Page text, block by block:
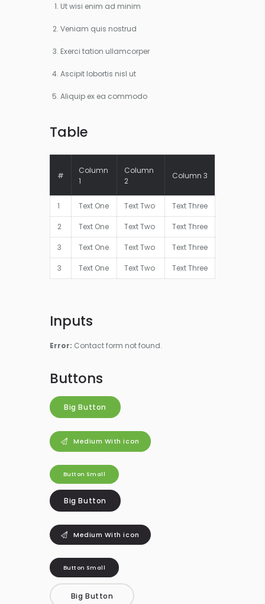
Ut wisi enim ad minim
Veniam quis nostrud
Exerci tation ullamcorper
Ascipit lobortis nisl ut
Aliquip ex ea commodo
Table
#
Column
1
Column
2
Column 3
1 Text One Text Two Text Three
2 Text One Text Two Text Three
3 Text One Text Two Text Three
3 Text One Text Two Text Three
Inputs
Error: Contact form not found.
Buttons
Big Button
Medium With icon
Button Small
Big Button
Medium With icon
Button Small
Big Button